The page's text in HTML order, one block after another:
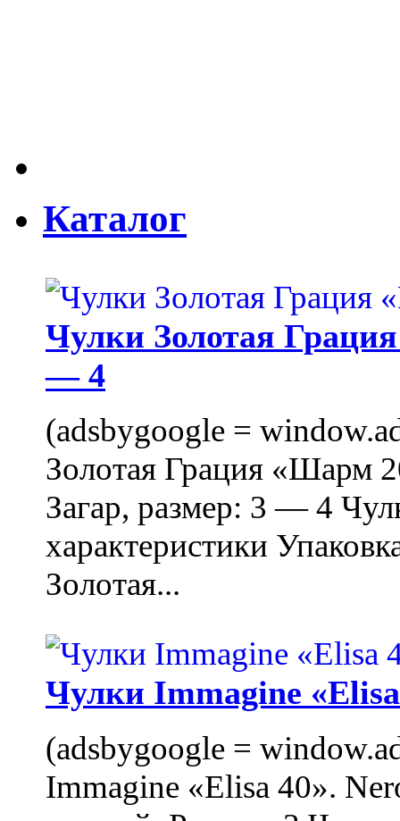
Каталог
Чулки Золотая
— 4
(adsbygoogle =
Золотая Грация «Шарм
Загар, размер: 3 — 4
характеристики
Золотая...
Чулки Immagine
(adsbygoogle =
Immagine «Elisa 40».